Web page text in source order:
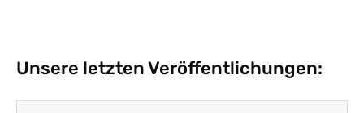
Unsere letzten Veröffentlichungen: